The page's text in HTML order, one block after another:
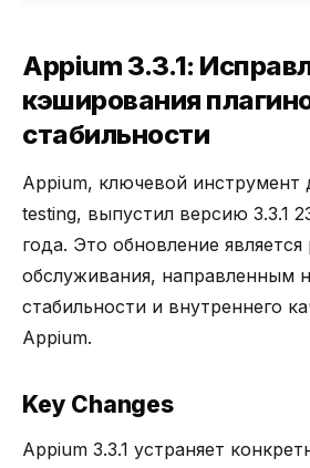
Appium 3.3.1:
кэширования
стабильности
Appium, ключевой инструмент
testing, выпустил версию 3.3.1
года. Это обновление
обслуживания, направленным
стабильности и внутреннего
Appium.
Key Changes
Appium 3.3.1 устраняет